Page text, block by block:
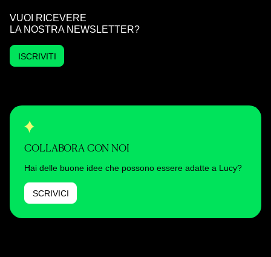
VUOI RICEVERE
LA NOSTRA NEWSLETTER?
ISCRIVITI
COLLABORA CON NOI
Hai delle buone idee che possono essere adatte a Lucy?
SCRIVICI